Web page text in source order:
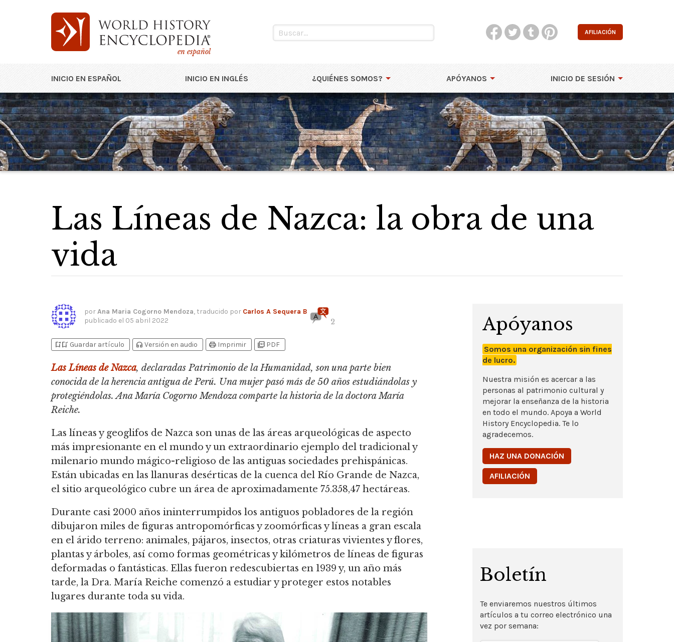
en español
AFILIACIÓN
INICIO EN ESPAÑOL INICIO EN INGLÉS ¿QUIÉNES SOMOS? APÓYANOS INICIO DE SESIÓN
Las Líneas de Nazca: la obra de una
vida
porAna Maria Cogorno Mendoza, traducido por Carlos A Sequera B
publicado el 05 abril 2022 2
bookmark_addbookmark_added Guardar artículo headphones Versión en audio print Imprimir picture_as_pdf PDF
Las Líneas de Nazca, declaradas Patrimonio de la Humanidad, son una parte bien
conocida de la herencia antigua de Perú. Una mujer pasó más de 50 años estudiándolas y
protegiéndolas. Ana María Cogorno Mendoza comparte la historia de la doctora María
Reiche.
Las líneas y geoglifos de Nazca son unas de las áreas arqueológicas de aspecto
más impresionante en el mundo y un extraordinario ejemplo del tradicional y
milenario mundo mágico-religioso de las antiguas sociedades prehispánicas.
Están ubicadas en las llanuras desérticas de la cuenca del Río Grande de Nazca,
el sitio arqueológico cubre un área de aproximadamente 75.358,47 hectáreas.
Durante casi 2000 años ininterrumpidos los antiguos pobladores de la región
dibujaron miles de figuras antropomórficas y zoomórficas y líneas a gran escala
en el árido terreno: animales, pájaros, insectos, otras criaturas vivientes y flores,
plantas y árboles, así como formas geométricas y kilómetros de líneas de figuras
deformadas o fantásticas. Ellas fueron redescubiertas en 1939 y, un año más
tarde, la Dra. María Reiche comenzó a estudiar y proteger estos notables
lugares durante toda su vida.
Apóyanos
Somos una organización sin fines
de lucro.
Nuestra misión es acercar a las
personas al patrimonio cultural y
mejorar la enseñanza de la historia
en todo el mundo. Apoya a World
History Encyclopedia. Te lo
agradecemos.
HAZ UNA DONACIÓN
AFILIACIÓN
Boletín
Te enviaremos nuestros últimos
artículos a tu correo electrónico una
vez por semana: